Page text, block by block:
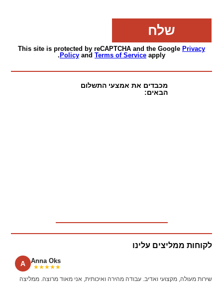
This site is protected by reCAPTCHA and the Google Privacy
Policy and Terms of Service apply.
מכבדים את אמצעי התשלום
הבאים:
לקוחות ממליצים עלינו
A Anna Oks
★★★★★
שירות מעולה, מקצועי ואדיב. עבודה מהירה ואיכותית, אני מאוד מרוצה. ממליצה